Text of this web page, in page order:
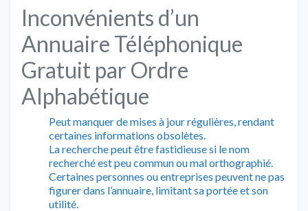
Inconvénients d’un
Annuaire Téléphonique
Gratuit par Ordre
Alphabétique
Peut manquer de mises à jour régulières, rendant
certaines informations obsolètes.
La recherche peut être fastidieuse si le nom
recherché est peu commun ou mal orthographié.
Certaines personnes ou entreprises peuvent ne pas
figurer dans l’annuaire, limitant sa portée et son
utilité.